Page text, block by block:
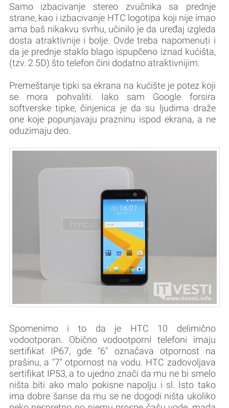
Samo izbacivanje stereo zvučnika sa prednje
strane, kao i izbacivanje HTC logotipa koji nije imao
ama baš nikakvu svrhu, učinilo je da uređaj izgleda
dosta atraktivnije i bolje. Ovde treba napomenuti i
da je prednje staklo blago ispupčeno iznad kućišta,
(tzv. 2.5D) što telefon čini dodatno atraktivnijim.
Premeštanje tipki sa ekrana na kućište je potez koji
se mora pohvaliti. Iako sam Google forsira
softverske tipke, činjenica je da su ljudima draže
one koje popunjavaju prazninu ispod ekrana, a ne
oduzimaju deo.
Spomenimo i to da je HTC 10 delimično
vodootporan. Obično vodootporni telefoni imaju
sertifikat IP67, gde "6" označava otpornost na
prašinu, a "7" otpornost na vodu. HTC zadovoljava
sertifikat IP53, a to ujedno znači da mu ne bi smelo
ništa biti ako malo pokisne napolju i sl. Isto tako
ima dobre šanse da mu se ne dogodi ništa ukoliko